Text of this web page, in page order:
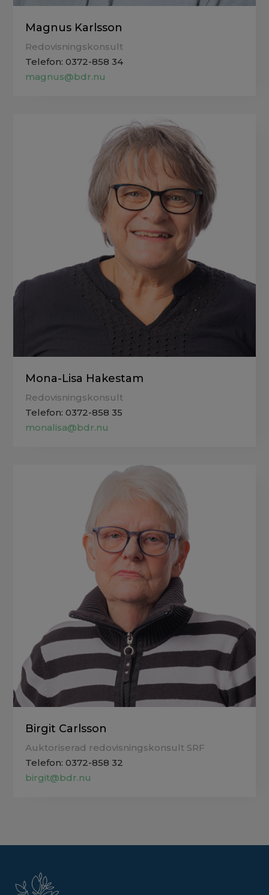
Magnus Karlsson
Redovisningskonsult
Telefon: 0372-858 34
magnus@bdr.nu
Mona-Lisa Hakestam
Redovisningskonsult
Telefon:0372-858 35
monalisa@bdr.nu
Birgit Carlsson
Auktoriserad redovisningskonsult SRF
Telefon: 0372-858 32
birgit@bdr.nu